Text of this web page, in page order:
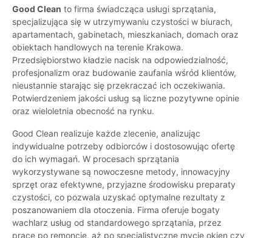
Good Clean to firma świadcząca usługi sprzątania,
specjalizująca się w utrzymywaniu czystości w biurach,
apartamentach, gabinetach, mieszkaniach, domach oraz
obiektach handlowych na terenie Krakowa.
Przedsiębiorstwo kładzie nacisk na odpowiedzialność,
profesjonalizm oraz budowanie zaufania wśród klientów,
nieustannie starając się przekraczać ich oczekiwania.
Potwierdzeniem jakości usług są liczne pozytywne opinie
oraz wieloletnia obecność na rynku.
Good Clean realizuje każde zlecenie, analizując
indywidualne potrzeby odbiorców i dostosowując ofertę
do ich wymagań. W procesach sprzątania
wykorzystywane są nowoczesne metody, innowacyjny
sprzęt oraz efektywne, przyjazne środowisku preparaty
czystości, co pozwala uzyskać optymalne rezultaty z
poszanowaniem dla otoczenia. Firma oferuje bogaty
wachlarz usług od standardowego sprzątania, przez
prace po remoncie, aż po specjalistyczne mycie okien czy